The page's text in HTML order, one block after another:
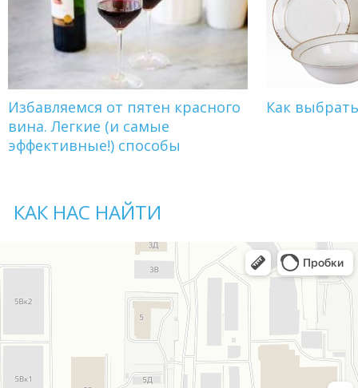
Избавляемся от пятен красного
вина. Легкие (и самые
эффективные!) способы
Как
КАК НАС НАЙТИ